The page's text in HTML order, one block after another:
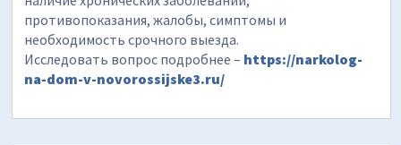
противопоказания, жалобы, симптомы и
необходимость срочного выезда.
Исследовать вопрос подробнее – https://narkolog-
na-dom-v-novorossijske3.ru/